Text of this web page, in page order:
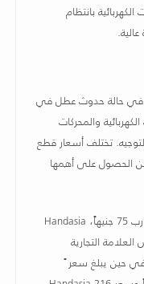
بانتظام
.
في حالة حدوث عطل في
والمحركات
تختلف أسعار قطع
الحصول على أهمها
Handasia بسعر يقارب 75 جنيهاً،
التجارية